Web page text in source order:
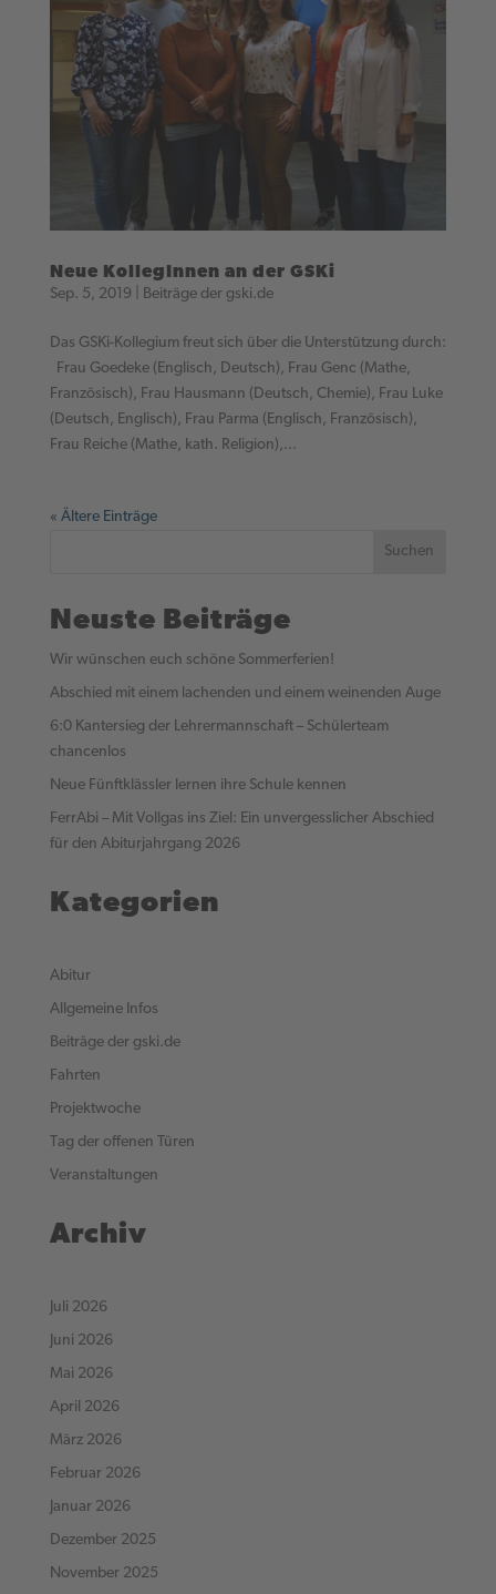
Neue KollegInnen an der GSKi
Sep. 5, 2019 Beiträge der gski.de
Das GSKi-Kollegium freut sich über die Unterstützung durch:
Frau Goedeke (Englisch, Deutsch), Frau Genc (Mathe,
Französisch), Frau Hausmann (Deutsch, Chemie), Frau Luke
(Deutsch, Englisch), Frau Parma (Englisch, Französisch),
Frau Reiche (Mathe, kath. Religion),...
« Ältere Einträge
Suchen
Neuste Beiträge
Wir wünschen euch schöne Sommerferien!
Abschied mit einem lachenden und einem weinenden Auge
6:0 Kantersieg der Lehrermannschaft – Schülerteam
chancenlos
Neue Fünftklässler lernen ihre Schule kennen
FerrAbi – Mit Vollgas ins Ziel: Ein unvergesslicher Abschied
für den Abiturjahrgang 2026
Kategorien
Abitur
Allgemeine Infos
Beiträge der gski.de
Fahrten
Projektwoche
Tag der offenen Türen
Veranstaltungen
Archiv
Juli 2026
Juni 2026
Mai 2026
April 2026
März 2026
Februar 2026
Januar 2026
Dezember 2025
November 2025